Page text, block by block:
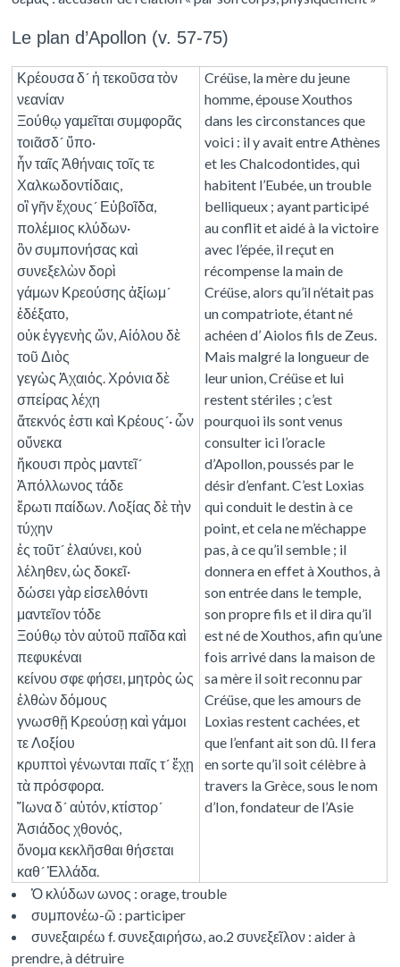
Le plan d’Apollon (v. 57-75)
Κρέουσα δ´ ἡ τεκοῦσα τὸν
νεανίαν
Ξούθῳ γαμεῖται συμφορᾶς
τοιᾶσδ´ ὕπο·
ἦν ταῖς Ἀθήναις τοῖς τε
Χαλκωδοντίδαις,
οἳ γῆν ἔχους´ Εὐβοῖδα,
πολέμιος κλύδων·
ὃν συμπονήσας καὶ
συνεξελὼν δορὶ
γάμων Κρεούσης ἀξίωμ´
ἐδέξατο,
οὐκ ἐγγενὴς ὤν, Αἰόλου δὲ
τοῦ Διὸς
γεγὼς Ἀχαιός. Χρόνια δὲ
σπείρας λέχη
ἄτεκνός ἐστι καὶ Κρέους´· ὧν
οὕνεκα
ἥκουσι πρὸς μαντεῖ´
Ἀπόλλωνος τάδε
ἔρωτι παίδων. Λοξίας δὲ τὴν
τύχην
ἐς τοῦτ´ ἐλαύνει, κοὐ
λέληθεν, ὡς δοκεῖ·
δώσει γὰρ εἰσελθόντι
μαντεῖον τόδε
Ξούθῳ τὸν αὑτοῦ παῖδα καὶ
πεφυκέναι
κείνου σφε φήσει, μητρὸς ὡς
ἐλθὼν δόμους
γνωσθῇ Κρεούσῃ καὶ γάμοι
τε Λοξίου
κρυπτοὶ γένωνται παῖς τ´ ἔχῃ
τὰ πρόσφορα.
Ἴωνα δ´ αὐτόν, κτίστορ´
Ἀσιάδος χθονός,
ὄνομα κεκλῆσθαι θήσεται
καθ´ Ἑλλάδα.
Créüse, la mère du jeune
homme, épouse Xouthos
dans les circonstances que
voici : il y avait entre Athènes
et les Chalcodontides, qui
habitent l’Eubée, un trouble
belliqueux ; ayant participé
au conflit et aidé à la victoire
avec l’épée, il reçut en
récompense la main de
Créüse, alors qu’il n’était pas
un compatriote, étant né
achéen d’ Aiolos fils de Zeus.
Mais malgré la longueur de
leur union, Créüse et lui
restent stériles ; c’est
pourquoi ils sont venus
consulter ici l’oracle
d’Apollon, poussés par le
désir d’enfant. C’est Loxias
qui conduit le destin à ce
point, et cela ne m’échappe
pas, à ce qu’il semble ; il
donnera en effet à Xouthos, à
son entrée dans le temple,
son propre fils et il dira qu’il
est né de Xouthos, afin qu’une
fois arrivé dans la maison de
sa mère il soit reconnu par
Créüse, que les amours de
Loxias restent cachées, et
que l’enfant ait son dû. Il fera
en sorte qu’il soit célèbre à
travers la Grèce, sous le nom
d’Ion, fondateur de l’Asie
Ὁ κλύδων ωνος : orage, trouble
συμπονέω-ῶ : participer
συνεξαιρέω f. συνεξαιρήσω, ao.2 συνεξεῖλον : aider à
prendre, à détruire